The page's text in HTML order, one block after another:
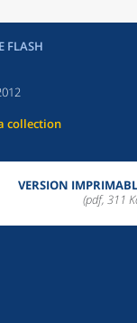
FLASH
collection
VERSION
(pdf, 311